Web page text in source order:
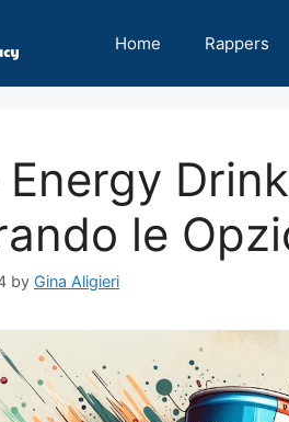
Home Rappers
Energy
le
by Gina Aligieri